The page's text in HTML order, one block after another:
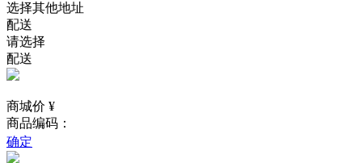
选择其他地址
配送
请选择
配送
商城价 ¥
商品编码：
确定